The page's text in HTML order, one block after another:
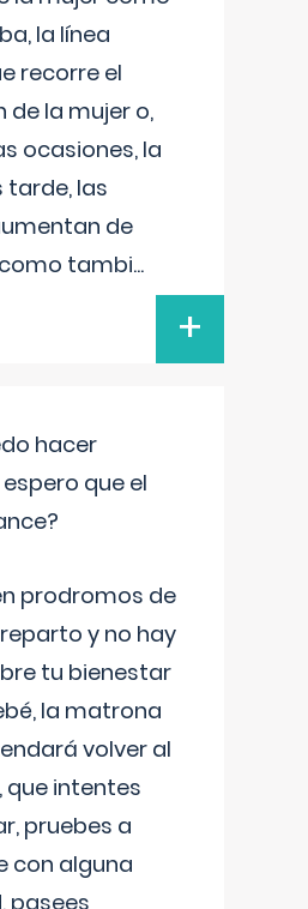
la línea
recorre el
de la mujer o,
ocasiones, la
tarde, las
de
tambi...
+
hacer
que el
prodromos de
y no hay
tu bienestar
la matrona
volver al
que intentes
pruebes a
con alguna
pasees